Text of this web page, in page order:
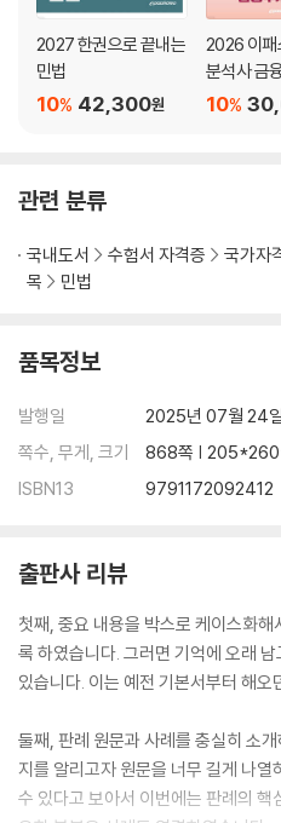
제2장 계약각론
제3장 사무관리
제5장 불법행위
2027 한권으로 끝내는
민법
42,300원
10%
2026 이패
분석사 금
4주 CUT (
10%
관련 분류
국내도서 수험서 자격증 국가자
목
민법
품목정보
발행일
2025년 07월 24
쪽수, 무게, 크기
868쪽 |
ISBN13
9791172092412
출판사 리뷰
첫째, 중요 내용을 박스로 케이스화
록 하였습니다. 그러면 기억에 오래
있습니다. 이는 예전 기본서부터 해오
둘째, 판례 원문과 사례를 충실히 소
지를 알리고자 원문을 너무 길게 나
수 있다고 보아서 이번에는 판례의